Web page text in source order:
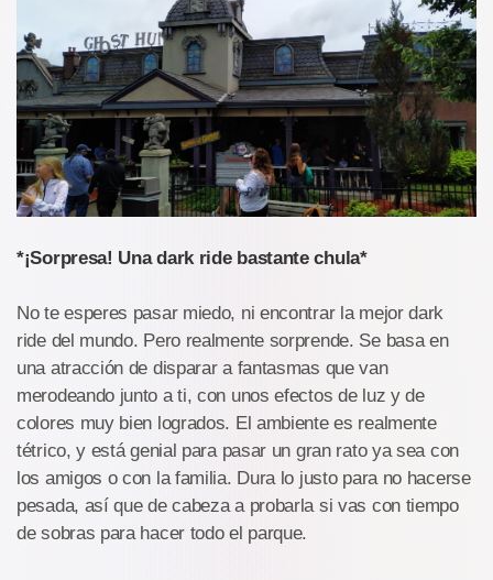
*¡Sorpresa! Una dark ride bastante chula*
No te esperes pasar miedo, ni encontrar la mejor dark
ride del mundo. Pero realmente sorprende. Se basa en
una atracción de disparar a fantasmas que van
merodeando junto a ti, con unos efectos de luz y de
colores muy bien logrados. El ambiente es realmente
tétrico, y está genial para pasar un gran rato ya sea con
los amigos o con la familia. Dura lo justo para no hacerse
pesada, así que de cabeza a probarla si vas con tiempo
de sobras para hacer todo el parque.